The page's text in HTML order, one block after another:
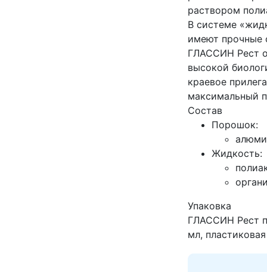
раствором
В системе
имеют прочные
ГЛАССИН Рест
высокой
краевое
максимальный
Состав
Порошок:
Жидкость:
Упаковка
ГЛАССИН Рест
мл,